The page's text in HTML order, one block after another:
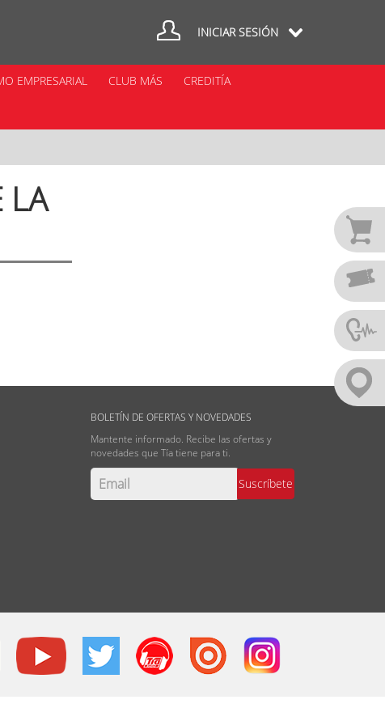
INICIAR SESIÓN
EMPRESARIAL CLUB MÁS CREDITÍA
LA
BOLETÍN DE OFERTAS Y NOVEDADES
Mantente informado. Recibe las ofertas y
novedades que Tía tiene para ti.